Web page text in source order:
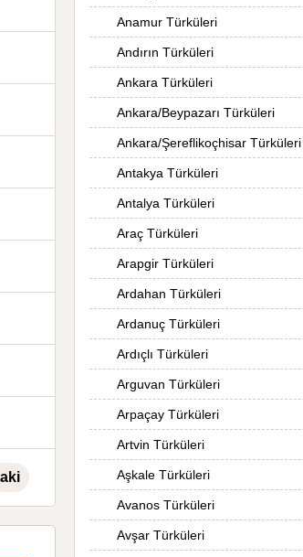
Anamur Türküleri
Andırın Türküleri
Ankara Türküleri
Ankara/Beypazarı Türküleri
Ankara/Şereflikoçhisar Türküleri
Antakya Türküleri
Antalya Türküleri
Araç Türküleri
Arapgir Türküleri
Ardahan Türküleri
Ardanuç Türküleri
Ardıçlı Türküleri
Arguvan Türküleri
Arpaçay Türküleri
Artvin Türküleri
Aşkale Türküleri
Avanos Türküleri
Avşar Türküleri